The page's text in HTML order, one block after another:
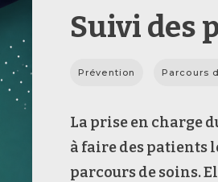
Suivi des
Prévention Parcours
La prise en charge
à faire des patients
parcours de soins.